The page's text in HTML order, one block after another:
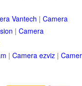
Vantech | Camera
| Camera
| Camera ezviz |